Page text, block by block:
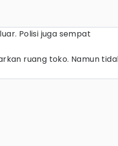
Polisi juga sempat
ruang toko. Namun